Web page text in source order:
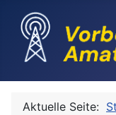
Aktuelle Seite: